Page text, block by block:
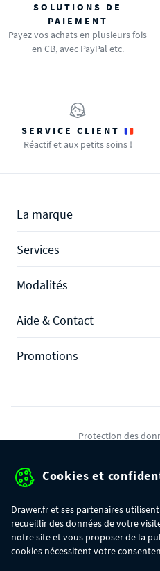
SOLUTIONS DE
PAIEMENT
Payez vos achats en plusieurs fois
en CB, avec PayPal etc.
SERVICE CLIENT
Réactif et aux petits soins !
La marque
Services
Modalités
Aide & Contact
Promotions
Protection des
Gérer
Cookies et
Drawer.fr et ses partenaires
recueillir des données de votre
notre site et vous proposer de la
cookies nécessitent votre